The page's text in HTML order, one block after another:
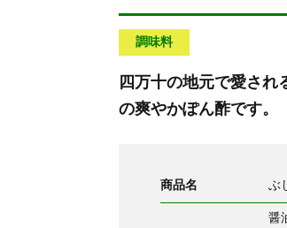
調味料
四万十の地元で愛され
の爽やかぽん酢です。
商品名 ぶ
醤